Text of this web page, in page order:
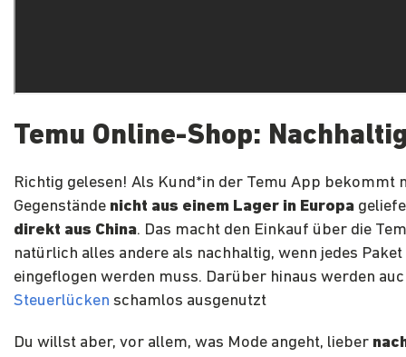
Temu Online-Shop:
Richtig gelesen! Als Kund*in der Temu App bekommt
Gegenstände nicht aus einem Lager in Europa
direkt aus China. Das macht den Einkauf über die
natürlich alles andere als nachhaltig, wenn jedes Paket
eingeflogen werden muss. Darüber hinaus werden
Steuerlücken schamlos ausgenutzt
Du willst aber, vor allem, was Mode angeht, lieber